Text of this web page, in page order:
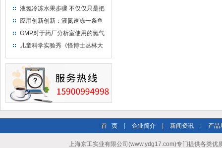
运输罐能否上飞机
液氮冷冻水果步骤 不仅仅只是把
水果扔到液氮中
应用创新创新：液氮速冻一条鱼
只需15分钟 保持活鲜一整年
GMP对于药厂分析室使用的氮气
钢瓶存放标准
儿童科学实验秀《怪博士丛林大
及
首 页 企业简介 新闻资讯 产品
上海京工实业有限公司(www.ydg17.com)专门提供各类优